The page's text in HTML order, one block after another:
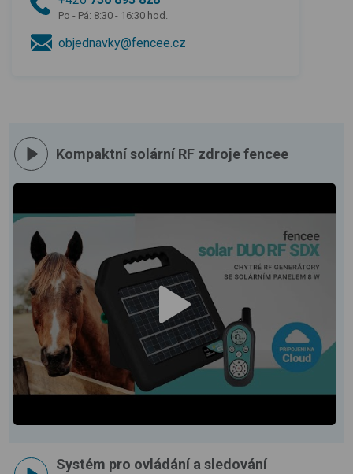
Po - Pá: 8:30 - 16:30 hod.
objednavky@fencee.cz
Kompaktní solární RF zdroje fencee
Systém pro ovládání a sledování